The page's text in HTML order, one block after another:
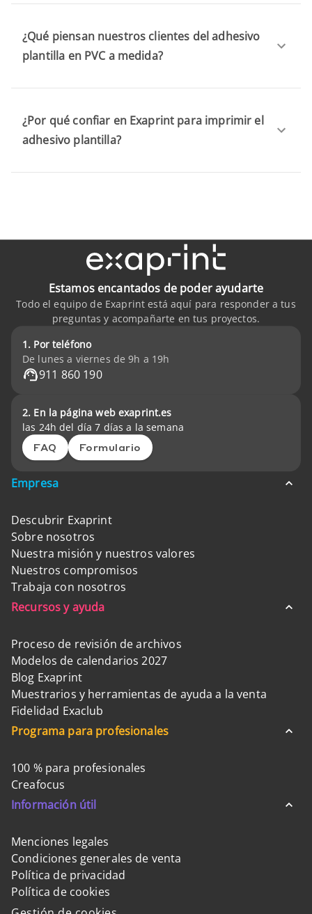
¿Qué piensan nuestros clientes del adhesivo
plantilla en PVC a medida?
¿Por qué confiar en Exaprint para imprimir el
adhesivo plantilla?
Estamos encantados de poder ayudarte
Todo el equipo de Exaprint está aquí para responder a tus
preguntas y acompañarte en tus proyectos.
1. Por teléfono
De lunes a viernes de 9h a 19h
911 860 190
2. En la página web exaprint.es
las 24h del día 7 días a la semana
FAQ Formulario
Empresa
Descubrir Exaprint
Sobre nosotros
Nuestra misión y nuestros valores
Nuestros compromisos
Trabaja con nosotros
Recursos y ayuda
Proceso de revisión de archivos
Modelos de calendarios 2027
Blog Exaprint
Muestrarios y herramientas de ayuda a la venta
Fidelidad Exaclub
Programa para profesionales
100 % para profesionales
Creafocus
Información útil
Menciones legales
Condiciones generales de venta
Política de privacidad
Política de cookies